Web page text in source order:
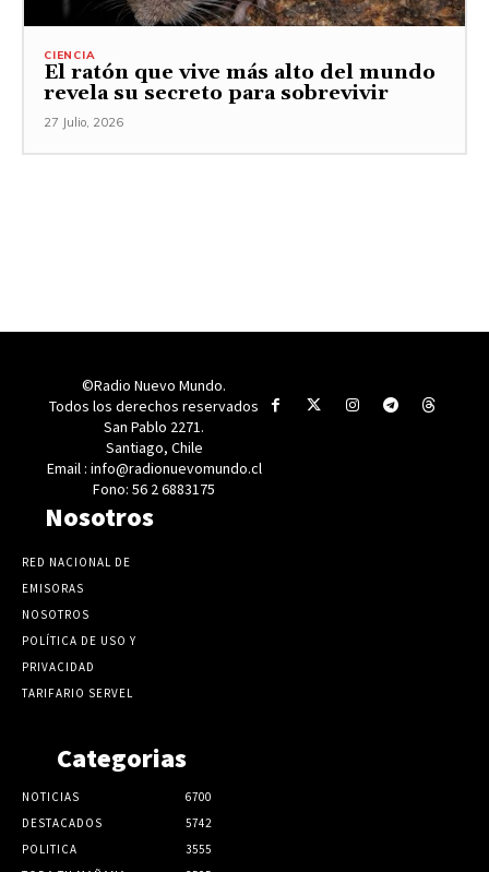
CIENCIA
El ratón que vive más alto del mundo
revela su secreto para sobrevivir
27 Julio, 2026
©Radio Nuevo Mundo.
Todos los derechos reservados
San Pablo 2271.
Santiago, Chile
Email : info@radionuevomundo.cl
Fono: 56 2 6883175
Nosotros
RED NACIONAL DE
EMISORAS
NOSOTROS
POLÍTICA DE USO Y
PRIVACIDAD
TARIFARIO SERVEL
Categorias
NOTICIAS
6700
DESTACADOS
5742
POLITICA
3555